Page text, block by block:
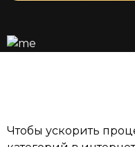
Чтобы ускорить